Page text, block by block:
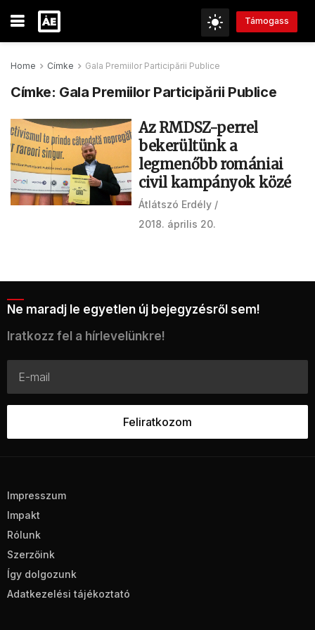
Támogass
Home Címke Gala Premiilor Participării Publice
Címke: Gala Premiilor Participării Publice
Az RMDSZ-perrel
bekerültünk a
legmenőbb romániai
civil kampányok közé
Átlátszó Erdély
2018. április 20.
Ne maradj le egyetlen új bejegyzésről sem!
Iratkozz fel a hírlevelünkre!
Impresszum
Impakt
Rólunk
Szerzőink
Így dolgozunk
Adatkezelési tájékoztató